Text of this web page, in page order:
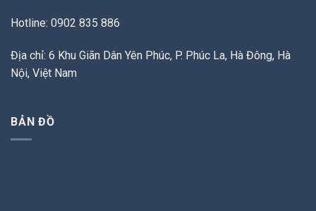
Hotline: 0902 835 886
Địa chỉ: 6 Khu Giãn Dân Yên Phúc, P. Phúc La, Hà Đông, Hà
Nội, Việt Nam
BẢN ĐỒ